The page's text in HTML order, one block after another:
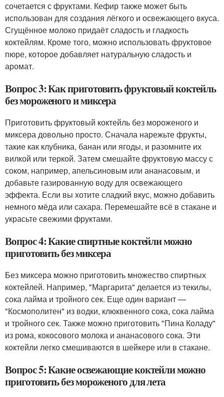
сочетается с фруктами. Кефир также может быть
использован для создания лёгкого и освежающего вкуса.
Сгущённое молоко придаёт сладость и гладкость
коктейлям. Кроме того, можно использовать фруктовое
пюре, которое добавляет натуральную сладость и
аромат.
Вопрос 3: Как приготовить фруктовый коктейль
без мороженого и миксера
Приготовить фруктовый коктейль без мороженого и
миксера довольно просто. Сначала нарежьте фрукты,
такие как клубника, банан или ягоды, и разомните их
вилкой или теркой. Затем смешайте фруктовую массу с
соком, например, апельсиновым или ананасовым, и
добавьте газированную воду для освежающего
эффекта. Если вы хотите сладкий вкус, можно добавить
немного мёда или сахара. Перемешайте всё в стакане и
украсьте свежими фруктами.
Вопрос 4: Какие спиртные коктейли можно
приготовить без миксера
Без миксера можно приготовить множество спиртных
коктейлей. Например, "Маргарита" делается из текилы,
сока лайма и тройного сек. Еще один вариант —
"Космополитен" из водки, клюквенного сока, сока лайма
и тройного сек. Также можно приготовить "Пина Коладу"
из рома, кокосового молока и ананасового сока. Эти
коктейли легко смешиваются в шейкере или в стакане.
Вопрос 5: Какие освежающие коктейли можно
приготовить без мороженого для лета